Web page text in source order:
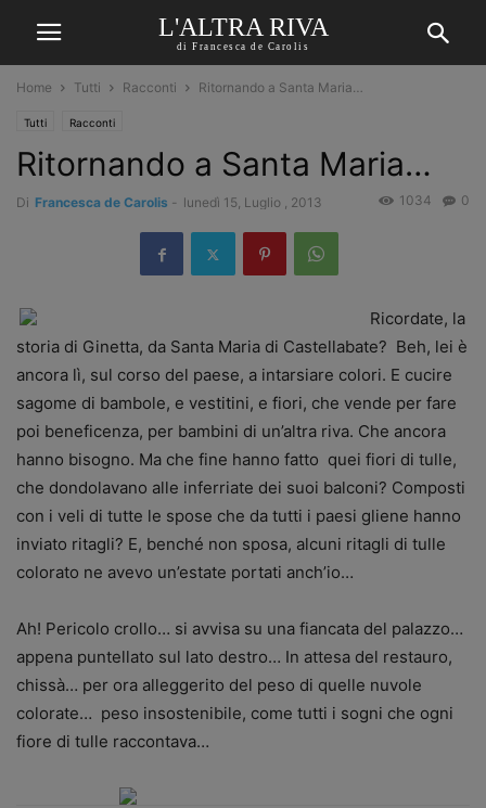
L'ALTRA RIVA
di Francesca de Carolis
Home Tutti Racconti Ritornando a Santa Maria…
Tutti Racconti
Ritornando a Santa Maria…
Di Francesca de Carolis - lunedì 15, Luglio , 2013 0
1034
Ricordate, la
storia di Ginetta, da Santa Maria di Castellabate? Beh, lei è
ancora lì, sul corso del paese, a intarsiare colori. E cucire
sagome di bambole, e vestitini, e fiori, che vende per fare
poi beneficenza, per bambini di un’altra riva. Che ancora
hanno bisogno. Ma che fine hanno fatto quei fiori di tulle,
che dondolavano alle inferriate dei suoi balconi? Composti
con i veli di tutte le spose che da tutti i paesi gliene hanno
inviato ritagli? E, benché non sposa, alcuni ritagli di tulle
colorato ne avevo un’estate portati anch’io…
Ah! Pericolo crollo… si avvisa su una fiancata del palazzo…
appena puntellato sul lato destro… In attesa del restauro,
chissà… per ora alleggerito del peso di quelle nuvole
colorate… peso insostenibile, come tutti i sogni che ogni
fiore di tulle raccontava…